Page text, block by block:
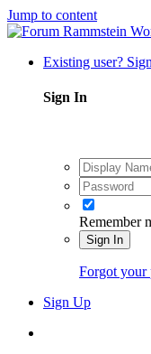
Jump to content
Existing user?
Sign In
Remember
Sign In
Forgot your
Sign Up